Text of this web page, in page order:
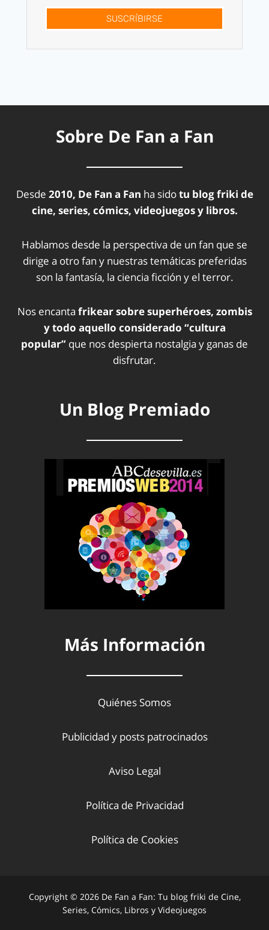
SUSCRÍBIRSE
Sobre De Fan a Fan
Desde 2010, De Fan a Fan ha sidotu blog friki de
cine, series, cómics, videojuegos y libros.
Hablamos desde la perspectiva de un fan que se
dirige a otro fan y nuestras temáticas preferidas
son la fantasía, la ciencia ficción y el terror.
Nos encanta frikear sobre superhéroes, zombis
y todo aquello considerado “cultura
popular” que nos despierta nostalgia y ganas de
disfrutar.
Un Blog Premiado
Más Información
Quiénes Somos
Publicidad y posts patrocinados
Aviso Legal
Política de Privacidad
Política de Cookies
Copyright © 2026 De Fan a Fan: Tu blog friki de Cine,
Series, Cómics, Libros y Videojuegos